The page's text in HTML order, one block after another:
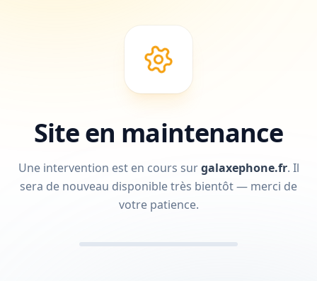
Site en maintenance
Une intervention est en cours surgalaxephone.fr. Il
sera de nouveau disponible très bientôt — merci de
votre patience.